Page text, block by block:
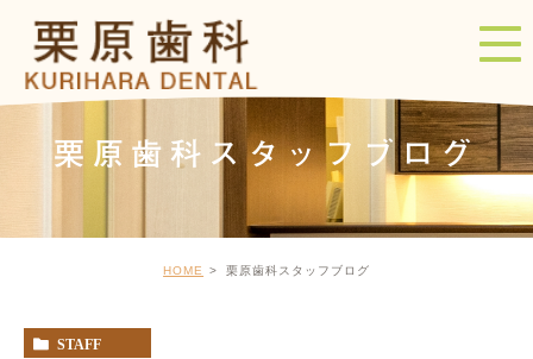
栗原歯科スタッフブログ
HOME 栗原歯科スタッフブログ
STAFF